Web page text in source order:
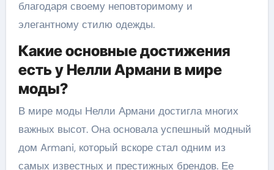
благодаря своему неповторимому и
элегантному стилю одежды.
Какие основные достижения
есть у Нелли Армани в мире
моды?
В мире моды Нелли Армани достигла многих
важных высот. Она основала успешный модный
дом Armani, который вскоре стал одним из
самых известных и престижных брендов. Ее